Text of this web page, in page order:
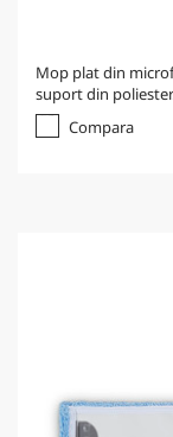
Mop plat din
suport din
Compara